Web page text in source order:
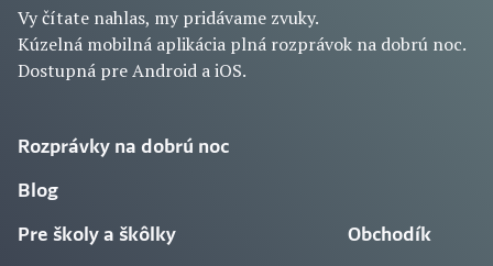
Vy čítate nahlas, my pridávame zvuky.
Kúzelná mobilná aplikácia plná rozprávok na dobrú noc.
Dostupná pre Android a iOS.
Rozprávky na dobrú noc
Blog
Pre školy a škôlky Obchodík